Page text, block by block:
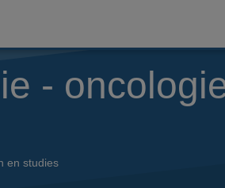
-
en studies